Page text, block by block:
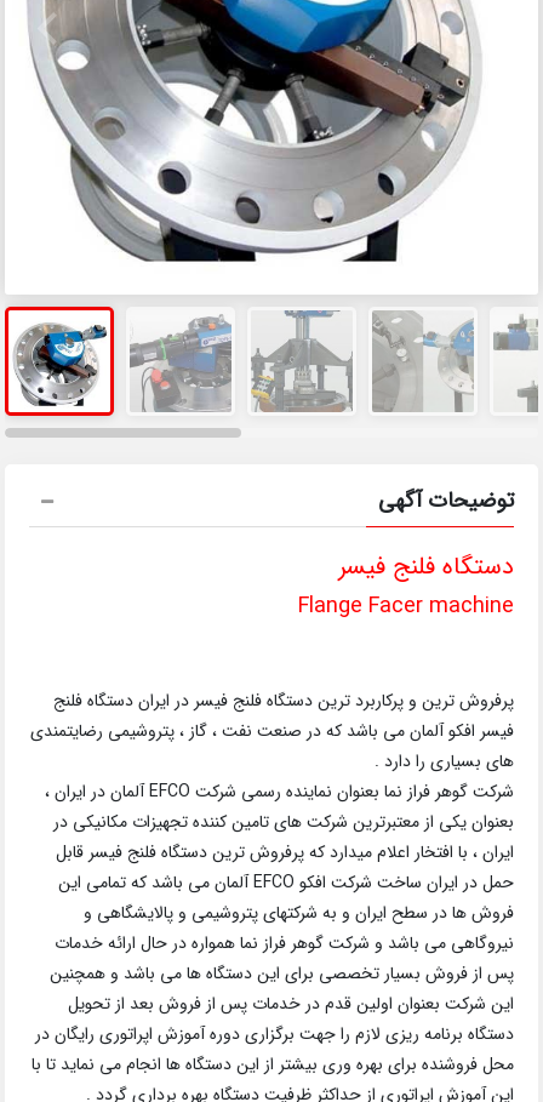
توضیحات آگهی
دستگاه فلنج فیسر
Flange Facer machine
پرفروش ترین و پرکاربرد ترین دستگاه فلنج فیسر در ایران دستگاه فلنج
فیسر افکو آلمان می باشد که در صنعت نفت ، گاز ، پتروشیمی رضایتمندی
های بسیاری را دارد .
شرکت گوهر فراز نما بعنوان نماینده رسمی شرکت EFCO آلمان در ایران ،
بعنوان یکی از معتبرترین شرکت های تامین کننده تجهیزات مکانیکی در
ایران ، با افتخار اعلام میدارد که پرفروش ترین دستگاه فلنج فیسر قابل
حمل در ایران ساخت شرکت افکو EFCO آلمان می باشد که تمامی این
فروش ها در سطح ایران و به شرکتهای پتروشیمی و پالایشگاهی و
نیروگاهی می باشد و شرکت گوهر فراز نما همواره در حال ارائه خدمات
پس از فروش بسیار تخصصی برای این دستگاه ها می باشد و همچنین
این شرکت بعنوان اولین قدم در خدمات پس از فروش بعد از تحویل
دستگاه برنامه ریزی لازم را جهت برگزاری دوره آموزش اپراتوری رایگان در
محل فروشنده برای بهره وری بیشتر از این دستگاه ها انجام می نماید تا با
این آموزش اپراتوری از حداکثر ظرفیت دستگاه بهره برداری گردد .